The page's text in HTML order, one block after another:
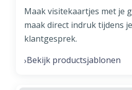
Maak visitekaartjes met je
maak direct indruk tijdens
klantgesprek.
›Bekijk productsjablonen